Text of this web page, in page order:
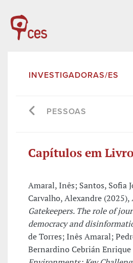
INVESTIGADORAS/ES
PESSOAS
Capítulos em
Amaral, Inês; Santos, Sofia
Carvalho, Alexandre (2025),
Gatekeepers. The role of
democracy and
de Torres; Inês Amaral;
Bernardino Cebrián Enrique